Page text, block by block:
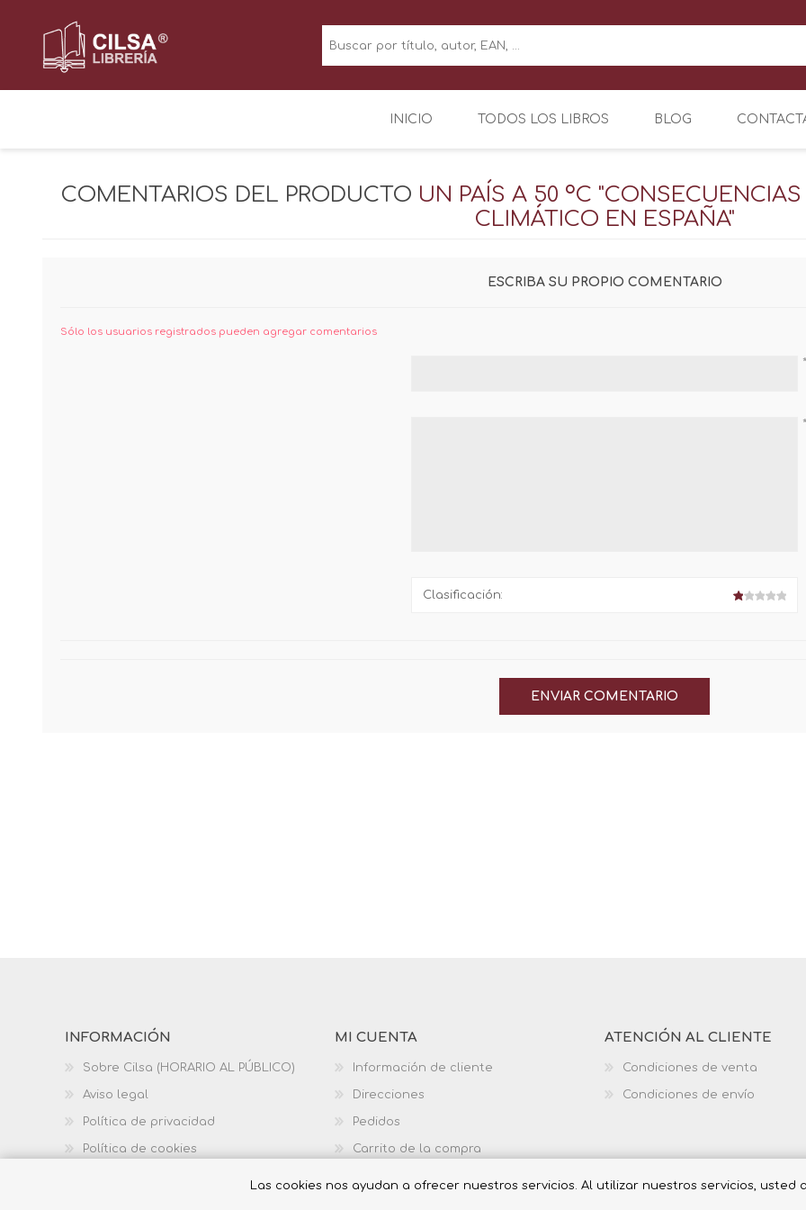
INICIO TODOS LOS LIBROS BLOG
COMENTARIOS DEL PRODUCTO UN PAÍS A 50 ºC
CLIMÁTICO EN ESPAÑA"
ESCRIBA SU PROPIO COMENTARIO
Sólo los usuarios registrados pueden agregar comentarios
Clasificación:
INFORMACIÓN
Sobre Cilsa (HORARIO AL PÚBLICO)
Aviso legal
Política de privacidad
Política de cookies
MI CUENTA
Información de cliente
Direcciones
Pedidos
Carrito de la compra
ATENCIÓN AL CLIENTE
Condiciones de venta
Condiciones de envío
Las cookies nos ayudan a ofrecer nuestros servicios. Al utilizar nuestros servicios, usted